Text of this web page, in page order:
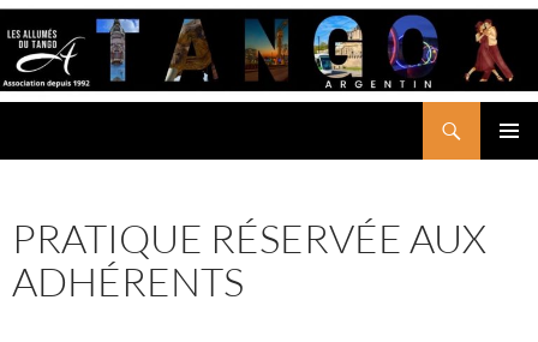
Aller
au
contenu
PRATIQUE RÉSERVÉE AUX
ADHÉRENTS